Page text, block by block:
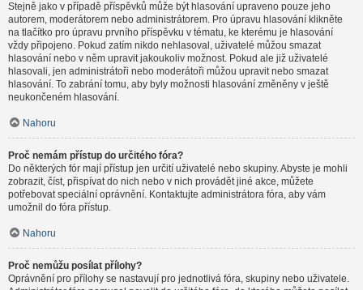
Stejně jako v případě příspěvků může být hlasování upraveno pouze jeho
autorem, moderátorem nebo administrátorem. Pro úpravu hlasování klikněte
na tlačítko pro úpravu prvního příspěvku v tématu, ke kterému je hlasování
vždy připojeno. Pokud zatím nikdo nehlasoval, uživatelé můžou smazat
hlasování nebo v něm upravit jakoukoliv možnost. Pokud ale již uživatelé
hlasovali, jen administrátoři nebo moderátoři můžou upravit nebo smazat
hlasování. To zabrání tomu, aby byly možnosti hlasování změněny v ještě
neukončeném hlasování.
Nahoru
Proč nemám přístup do určitého fóra?
Do některých fór mají přístup jen určití uživatelé nebo skupiny. Abyste je mohli
zobrazit, číst, přispívat do nich nebo v nich provádět jiné akce, můžete
potřebovat speciální oprávnění. Kontaktujte administrátora fóra, aby vám
umožnil do fóra přístup.
Nahoru
Proč nemůžu posílat přílohy?
Oprávnění pro přílohy se nastavují pro jednotlivá fóra, skupiny nebo uživatele.